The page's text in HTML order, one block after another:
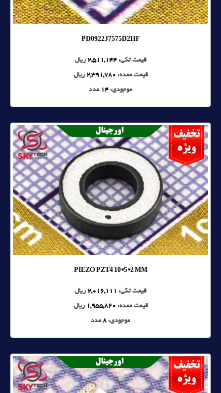
PD0922J7575D2HF
قیمت تکی: 2,511,144 ریال
قیمت عمده: 2,391,780 ریال
موجودی: 14 عدد
PIEZO PZT4 10*5*2 MM
قیمت تکی: 2,016,111 ریال
قیمت عمده: 1,955,820 ریال
موجودی: 8عدد